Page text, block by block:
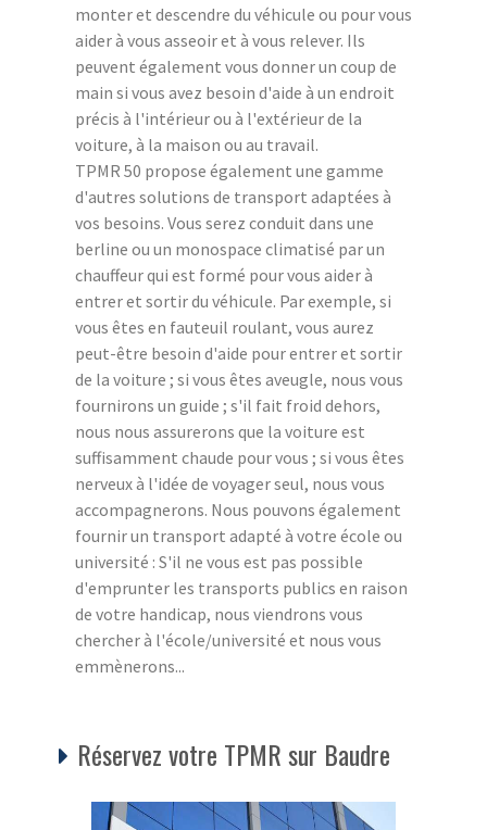
monter et descendre du véhicule ou pour vous
aider à vous asseoir et à vous relever. Ils
peuvent également vous donner un coup de
main si vous avez besoin d'aide à un endroit
précis à l'intérieur ou à l'extérieur de la
voiture, à la maison ou au travail.
TPMR 50 propose également une gamme
d'autres solutions de transport adaptées à
vos besoins. Vous serez conduit dans une
berline ou un monospace climatisé par un
chauffeur qui est formé pour vous aider à
entrer et sortir du véhicule. Par exemple, si
vous êtes en fauteuil roulant, vous aurez
peut-être besoin d'aide pour entrer et sortir
de la voiture ; si vous êtes aveugle, nous vous
fournirons un guide ; s'il fait froid dehors,
nous nous assurerons que la voiture est
suffisamment chaude pour vous ; si vous êtes
nerveux à l'idée de voyager seul, nous vous
accompagnerons. Nous pouvons également
fournir un transport adapté à votre école ou
université : S'il ne vous est pas possible
d'emprunter les transports publics en raison
de votre handicap, nous viendrons vous
chercher à l'école/université et nous vous
emmènerons...
Réservez votre TPMR sur Baudre